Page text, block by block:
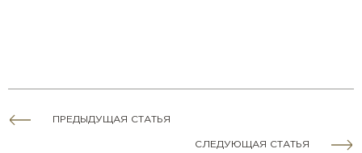
ПРЕДЫДУЩАЯ СТАТЬЯ
СЛЕДУЮЩАЯ СТАТЬЯ